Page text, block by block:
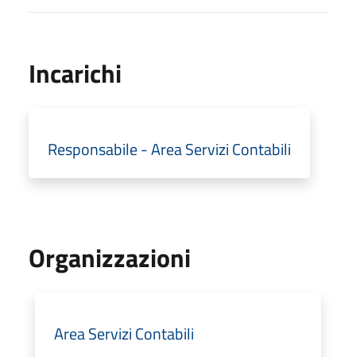
Incarichi
Responsabile - Area Servizi Contabili
Organizzazioni
Area Servizi Contabili